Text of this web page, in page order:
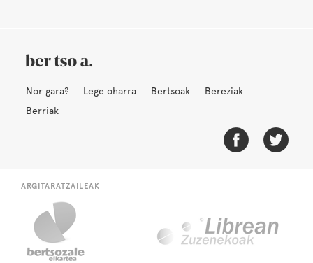
Nor gara? Lege oharra Bertsoak
Bereziak
Berriak
ARGITARATZAILEAK